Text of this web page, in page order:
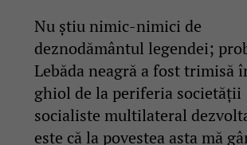
Nu știu nimic-nimici de
deznodământul legendei;
Lebăda neagră a fost trimisă
ghiol de la periferia societății
socialiste multilateral
este că la povestea asta mă